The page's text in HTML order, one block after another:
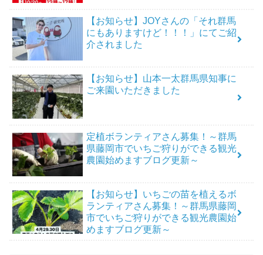
【お知らせ】JOYさんの「それ群馬
にもありますけど！！！」にてご紹
介されました
【お知らせ】山本一太群馬県知事に
ご来園いただきました
定植ボランティアさん募集！～群馬
県藤岡市でいちご狩りができる観光
農園始めますブログ更新～
【お知らせ】いちごの苗を植えるボ
ランティアさん募集！～群馬県藤岡
市でいちご狩りができる観光農園始
めますブログ更新～